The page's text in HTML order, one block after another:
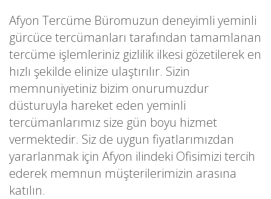
Afyon Tercüme Büromuzun deneyimli yeminli
gürcüce tercümanları tarafından tamamlanan
tercüme işlemleriniz gizlilik ilkesi gözetilerek en
hızlı şekilde elinize ulaştırılır. Sizin
memnuniyetiniz bizim onurumuzdur
düsturuyla hareket eden yeminli
tercümanlarımız size gün boyu hizmet
vermektedir. Siz de uygun fiyatlarımızdan
yararlanmak için Afyon ilindeki Ofisimizi tercih
ederek memnun müşterilerimizin arasına
katılın.